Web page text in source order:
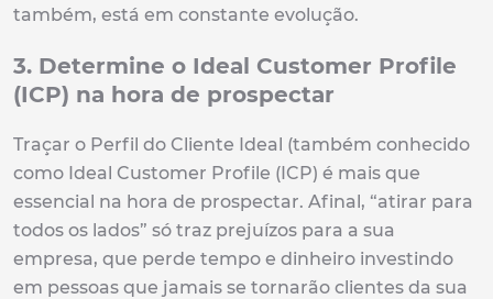
também, está em constante evolução.
3. Determine o Ideal Customer Profile
(ICP) na hora de prospectar
Traçar o Perfil do Cliente Ideal (também conhecido
como Ideal Customer Profile (ICP) é mais que
essencial na hora de prospectar. Afinal, “atirar para
todos os lados” só traz prejuízos para a sua
empresa, que perde tempo e dinheiro investindo
em pessoas que jamais se tornarão clientes da sua